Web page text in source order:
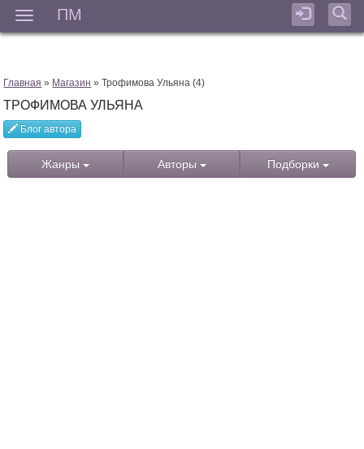
ПМ
Главная » Магазин » Трофимова Ульяна (4)
ТРОФИМОВА УЛЬЯНА
Блог автора
Жанры Авторы Подборки